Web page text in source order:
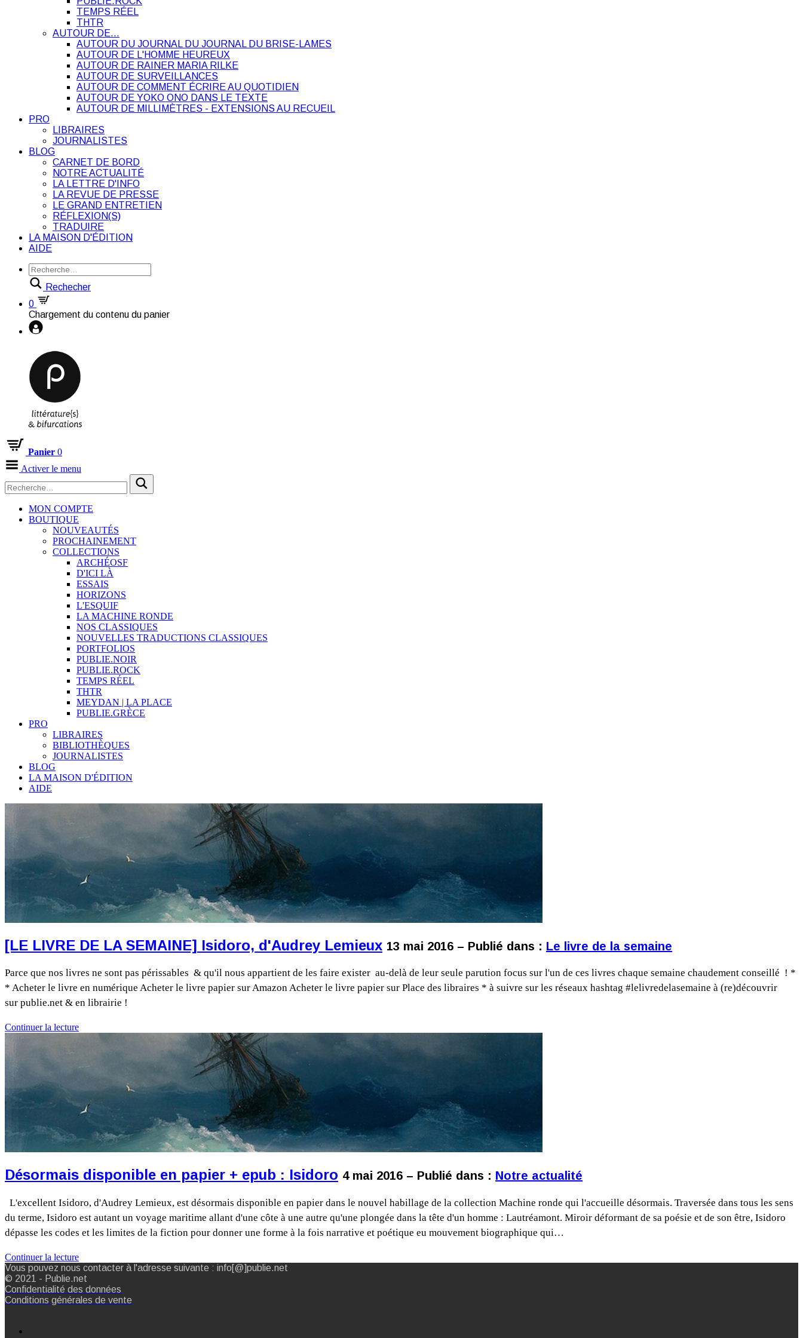
TEMPS RÉEL
THTR
AUTOUR DE…
AUTOUR DU JOURNAL DU JOURNAL DU BRISE-LAMES
AUTOUR DE L'HOMME HEUREUX
AUTOUR DE RAINER MARIA RILKE
AUTOUR DE SURVEILLANCES
AUTOUR DE COMMENT ÉCRIRE AU QUOTIDIEN
AUTOUR DE YOKO ONO DANS LE TEXTE
AUTOUR DE MILLIMÈTRES - EXTENSIONS AU RECUEIL
PRO
LIBRAIRES
JOURNALISTES
BLOG
CARNET DE BORD
NOTRE ACTUALITÉ
LA LETTRE D'INFO
LA REVUE DE PRESSE
LE GRAND ENTRETIEN
RÉFLEXION(S)
TRADUIRE
LA MAISON D'ÉDITION
AIDE
Rechecher
0
Chargement du contenu du panier
Panier 0
Activer le menu
MON COMPTE
BOUTIQUE
NOUVEAUTÉS
PROCHAINEMENT
COLLECTIONS
ARCHÉOSF
D'ICI LÀ
ESSAIS
HORIZONS
L'ESQUIF
LA MACHINE RONDE
NOS CLASSIQUES
NOUVELLES TRADUCTIONS CLASSIQUES
PORTFOLIOS
PUBLIE.NOIR
PUBLIE.ROCK
TEMPS RÉEL
THTR
MEYDAN | LA PLACE
PUBLIE.GRÈCE
PRO
LIBRAIRES
BIBLIOTHÈQUES
JOURNALISTES
BLOG
LA MAISON D'ÉDITION
AIDE
[LE LIVRE DE LA SEMAINE] Isidoro, d'Audrey Lemieux 13 mai 2016 – Publié dans : Le livre de la semaine
Parce que nos livres ne sont pas périssables & qu'il nous appartient de les faire exister au-delà de leur seule parution focus sur l'un de ces livres chaque semaine chaudement conseillé ! *
* Acheter le livre en numérique Acheter le livre papier sur Amazon Acheter le livre papier sur Place des libraires * à suivre sur les réseaux hashtag #lelivredelasemaine à (re)découvrir
sur publie.net & en librairie !
Continuer la lecture
Désormais disponible en papier + epub : Isidoro 4 mai 2016 – Publié dans : Notre actualité
L'excellent Isidoro, d'Audrey Lemieux, est désormais disponible en papier dans le nouvel habillage de la collection Machine ronde qui l'accueille désormais. Traversée dans tous les sens
du terme, Isidoro est autant un voyage maritime allant d'une côte à une autre qu'une plongée dans la tête d'un homme : Lautréamont. Miroir déformant de sa poésie et de son être, Isidoro
dépasse les codes et les limites de la fiction pour donner une forme à la fois narrative et poétique eu mouvement biographique qui…
Continuer la lecture
Vous pouvez nous contacter à l'adresse suivante : info[@]publie.net
© 2021 - Publie.net
Confidentialité des données
Conditions générales de vente